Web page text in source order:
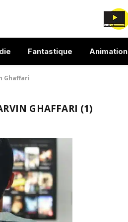
Fantastique Animation
Ghaffari
GHAFFARI (1)